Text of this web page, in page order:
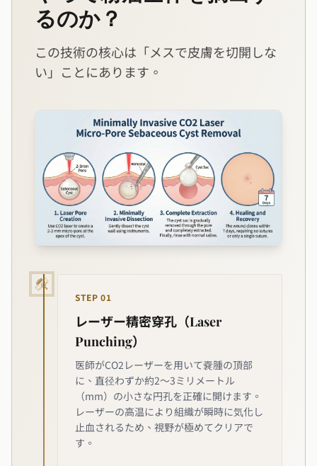
るのか？
この技術の核心は「メスで皮膚を切開しな
い」ことにあります。
STEP 01
レーザー精密穿孔（Laser
Punching）
医師がCO2レーザーを用いて嚢腫の頂部
に、直径わずか約2〜3ミリメートル
（mm）の小さな円孔を正確に開けます。
レーザーの高温により組織が瞬時に気化し
止血されるため、視野が極めてクリアで
す。